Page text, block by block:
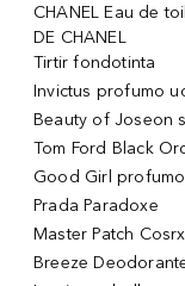
CHANEL Eau de
DE CHANEL
Tirtir fondotinta
Invictus profumo
Beauty of Joseon
Tom Ford Black
Good Girl profumo
Prada Paradoxe
Master Patch Cosrx
Breeze